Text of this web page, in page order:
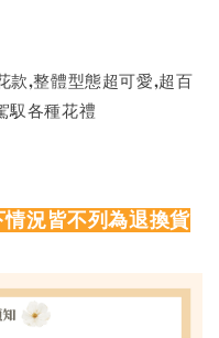
款,整體型態超可愛,超百
馭各種花禮
況皆不列為退換貨